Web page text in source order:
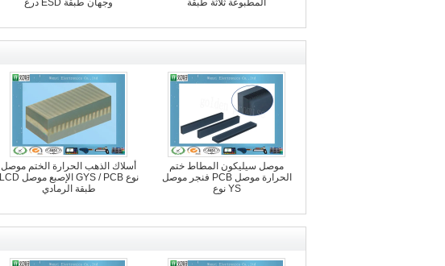
وجهان طبقة ESD درع
المطبوعة ثلاثة طبقة
أسلاك الذهب الحرارة الختم موصل
نوع GYS / PCB الإصبع موصل LCD
طبقة الرمادي
موصل سيليكون المطاط ختم
الحرارة موصل PCB فنجر موصل
YS نوع